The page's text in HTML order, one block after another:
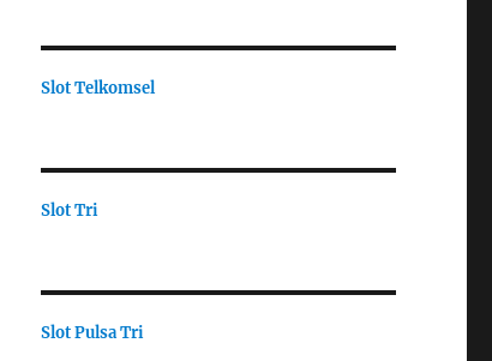
Slot Telkomsel
Slot Tri
Slot Pulsa Tri